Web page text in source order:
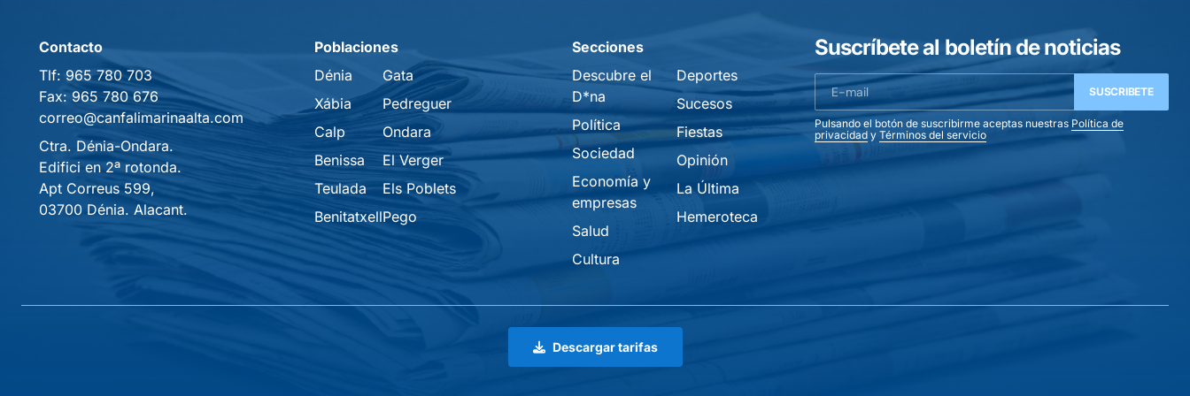
Contacto
Tlf: 965 780 703
Fax: 965 780 676
correo@canfalimarinaalta.com
Ctra. Dénia-Ondara.
Edifici en 2ª rotonda.
Apt Correus 599,
03700 Dénia. Alacant.
Poblaciones
Dénia
Xábia
Calp
Benissa
Teulada
Benitatxell
Gata
Pedreguer
Ondara
El Verger
Els Poblets
Pego
Secciones
Descubre el
D*na
Política
Sociedad
Economía y
empresas
Salud
Cultura
Deportes
Sucesos
Fiestas
Opinión
La Última
Hemeroteca
Suscríbete al boletín de noticias
SUSCRIBETE
Pulsando el botón de suscribirme aceptas nuestras Política de
privacidad y Términos del servicio
Descargar tarifas